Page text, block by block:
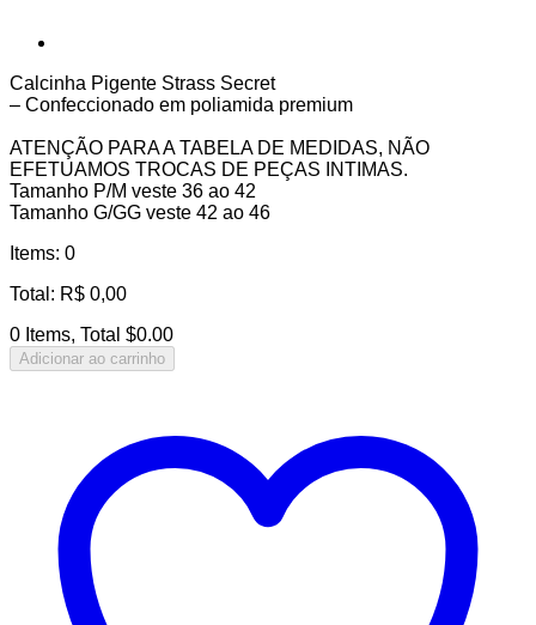
Calcinha Pigente Strass Secret
– Confeccionado em poliamida premium
ATENÇÃO PARA A TABELA DE MEDIDAS, NÃO
EFETUAMOS TROCAS DE PEÇAS INTIMAS.
Tamanho P/M veste 36 ao 42
Tamanho G/GG veste 42 ao 46
Items: 0
Total : R$ 0,00
0 Items, Total $0.00
Adicionar ao carrinho